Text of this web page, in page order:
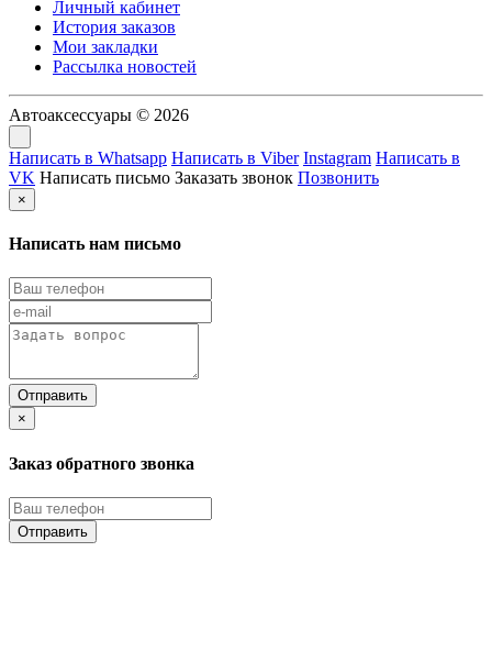
Личный кабинет
История заказов
Мои закладки
Рассылка новостей
Автоаксессуары © 2026
Написать в Whatsapp Написать в Viber Instagram Написать в
VK Написать письмо Заказать звонок Позвонить
×
Написать нам письмо
×
Заказ обратного звонка